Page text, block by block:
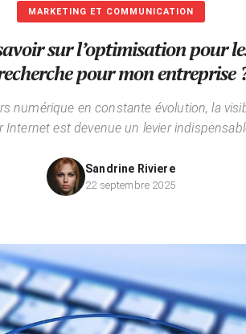
MARKETING ET COMMUNICATION
sur l’optimisation pour
pour mon entreprise
numérique en constante évolution, la
Internet est devenue un levier
Sandrine Riviere
22 septembre 2025